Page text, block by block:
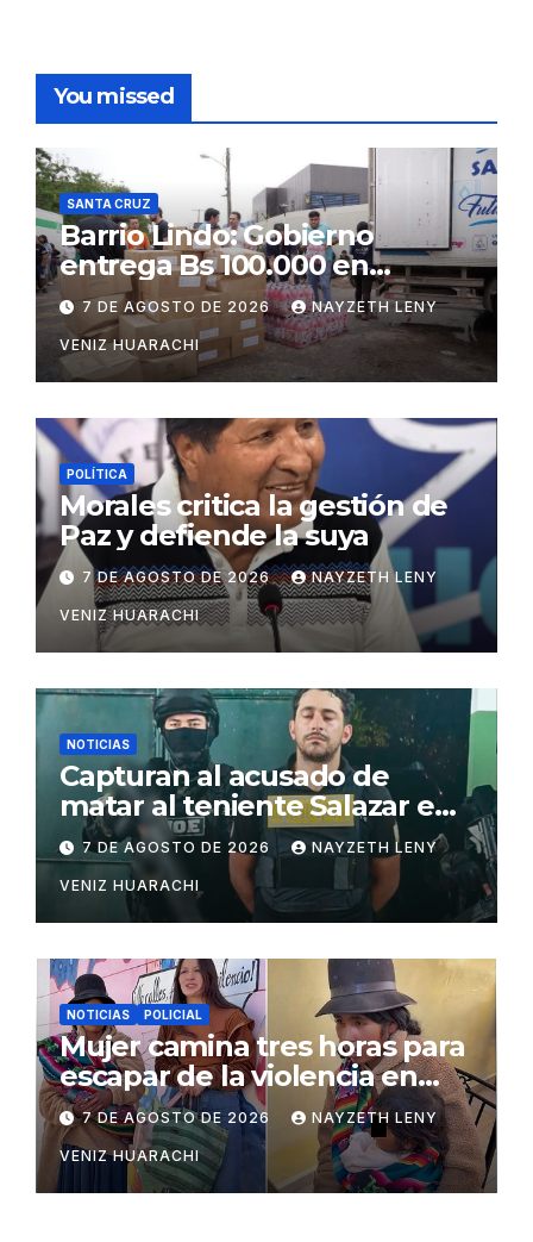
You missed
SANTA CRUZ
Barrio Lindo: Gobierno
entrega Bs 100.000 en
insumos para afectados
7 DE AGOSTO DE 2026 NAYZETH LENY
VENIZ HUARACHI
POLÍTICA
Morales critica la gestión de
Paz y defiende la suya
7 DE AGOSTO DE 2026 NAYZETH LENY
VENIZ HUARACHI
NOTICIAS
Capturan al acusado de
matar al teniente Salazar en
San Matías
7 DE AGOSTO DE 2026 NAYZETH LENY
VENIZ HUARACHI
NOTICIAS POLICIAL
Mujer camina tres horas para
escapar de la violencia en
Potosí
7 DE AGOSTO DE 2026 NAYZETH LENY
VENIZ HUARACHI